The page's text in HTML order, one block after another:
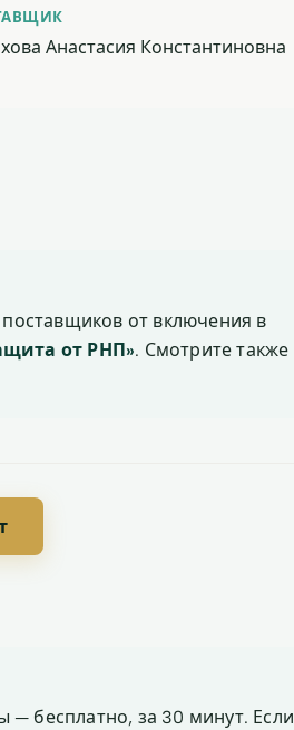
Анастасия Константиновна
от включения в
от РНП». Смотрите также
бесплатно, за 30 минут. Если